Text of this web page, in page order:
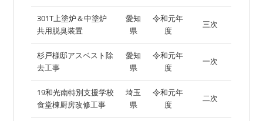
301T上塗炉＆中塗炉
共用脱臭装置
愛知
県
令和元年
度
三次
杉戸様邸アスベスト除
去工事
愛知
県
令和元年
度
一次
19和光南特別支援学校
食堂棟厨房改修工事
埼玉
県
令和元年
度
二次